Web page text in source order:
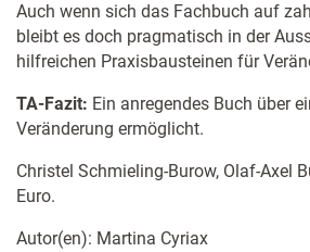
Auch wenn sich das Fachbuch auf
bleibt es doch pragmatisch in der
hilfreichen Praxisbausteinen für
TA-Fazit: Ein anregendes Buch über
Veränderung ermöglicht.
Christel Schmieling-Burow, Olaf-Axel
Euro.
Autor(en): Martina Cyriax